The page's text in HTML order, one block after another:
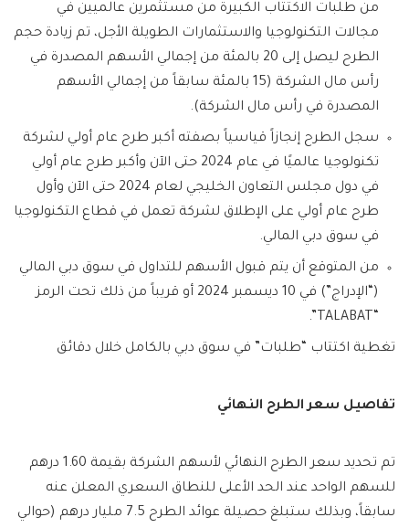
من طلبات الاكتتاب الكبيرة من مستثمرين عالميين في
مجالات التكنولوجيا والاستثمارات الطويلة الأجل، تم زيادة حجم
الطرح ليصل إلى 20 بالمئة من إجمالي الأسهم المصدرة في
رأس مال الشركة (15 بالمئة سابقاً من إجمالي الأسهم
المصدرة في رأس مال الشركة).
سجل الطرح إنجازاً قياسياً بصفته أكبر طرح عام أولي لشركة
تكنولوجيا عالميًا في عام 2024 حتى الآن وأكبر طرح عام أولي
في دول مجلس التعاون الخليجي لعام 2024 حتى الآن وأول
طرح عام أولي على الإطلاق لشركة تعمل في قطاع التكنولوجيا
في سوق دبي المالي.
من المتوقع أن يتم قبول الأسهم للتداول في سوق دبي المالي
(“الإدراج”) في 10 ديسمبر 2024 أو قريباً من ذلك تحت الرمز
تغطية اكتتاب “طلبات” في سوق دبي بالكامل خلال دقائق
تفاصيل سعر الطرح النهائي
تم تحديد سعر الطرح النهائي لأسهم الشركة بقيمة 1.60 درهم
للسهم الواحد عند الحد الأعلى للنطاق السعري المعلن عنه
سابقاً، وبذلك ستبلغ حصيلة عوائد الطرح 7.5 مليار درهم (حوالي